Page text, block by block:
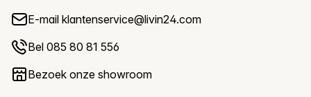
E-mail klantenservice@livin24.com
Bel 085 80 81 556
Bezoek onze showroom